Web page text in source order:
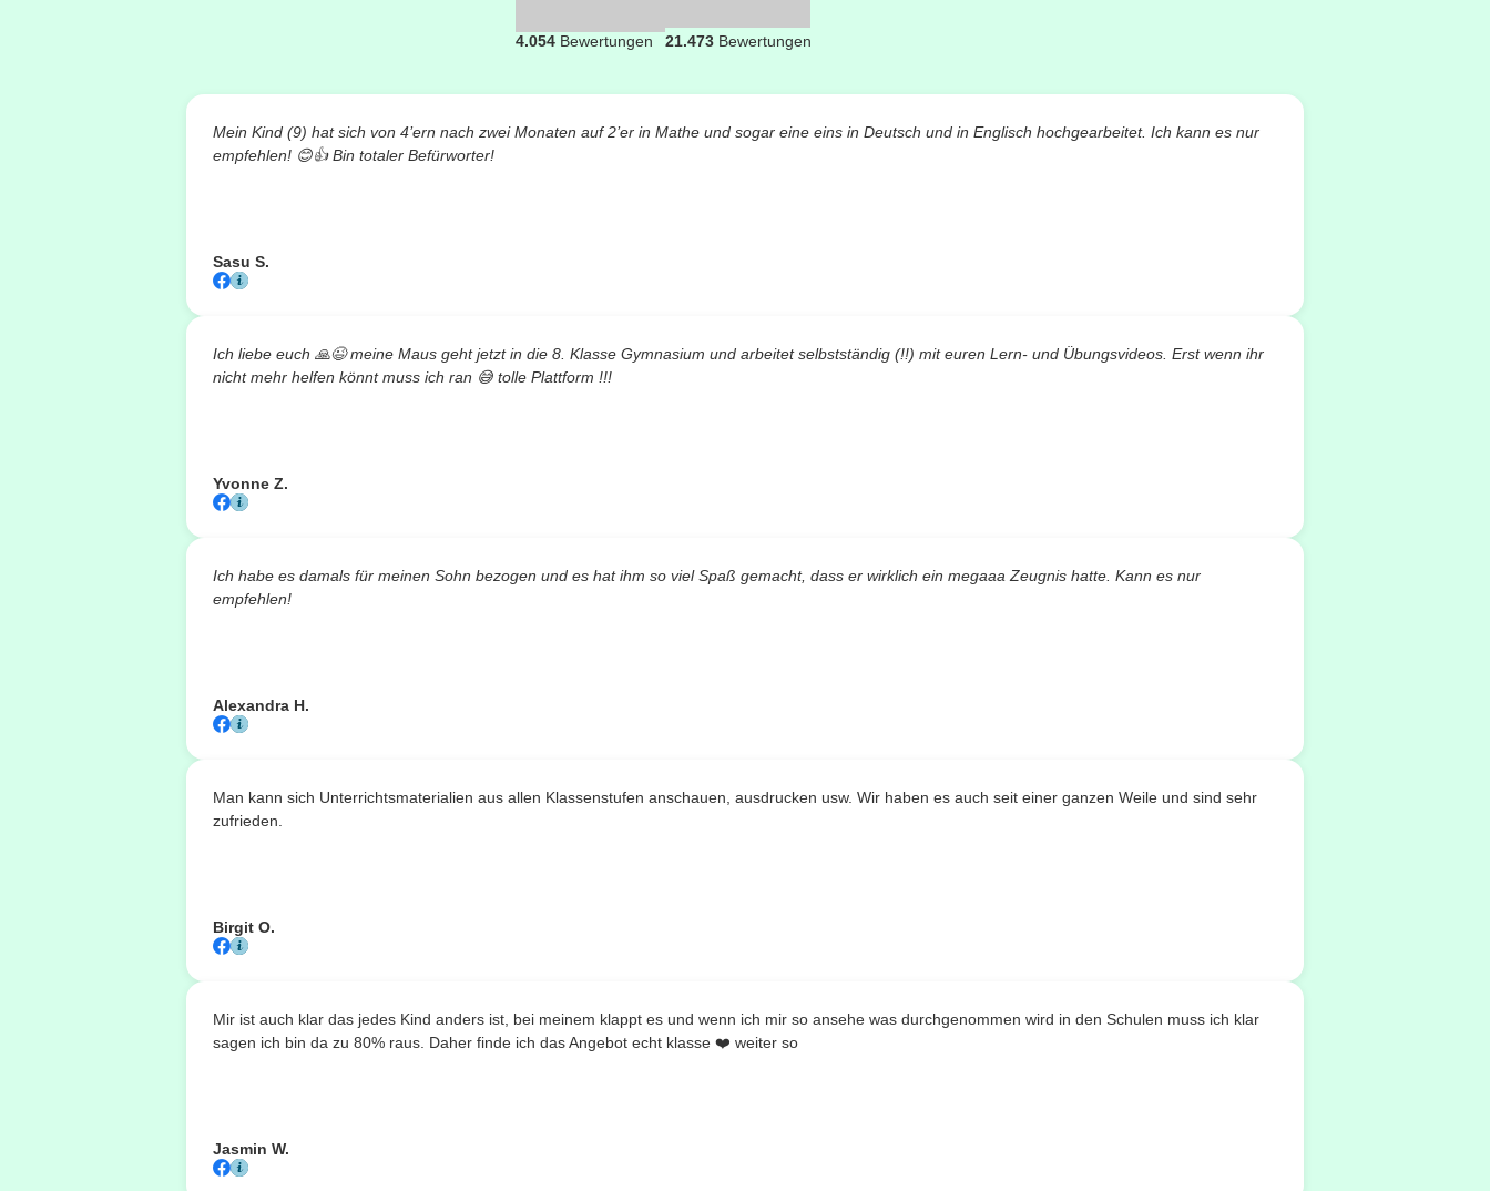
4.054Bewertungen 21.473Bewertungen
Mein Kind (9) hat sich von 4’ern nach zwei Monaten auf 2’er in Mathe und sogar eine eins in Deutsch und in Englisch hochgearbeitet. Ich kann es nur
empfehlen! 😊👍Bin totaler Befürworter!
Sasu S.
Ich liebe euch 🙏😉meine Maus geht jetzt in die 8. Klasse Gymnasium und arbeitet selbstständig (!!) mit euren Lern- und Übungsvideos. Erst wenn ihr
nicht mehr helfen könnt muss ich ran 😅 tolle Plattform !!!
Yvonne Z.
Ich habe es damals für meinen Sohn bezogen und es hat ihm so viel Spaß gemacht, dass er wirklich ein megaaa Zeugnis hatte. Kann es nur
empfehlen!
Alexandra H.
Man kann sich Unterrichtsmaterialien aus allen Klassenstufen anschauen, ausdrucken usw. Wir haben es auch seit einer ganzen Weile und sind sehr
zufrieden.
Birgit O.
Mir ist auch klar das jedes Kind anders ist, bei meinem klappt es und wenn ich mir so ansehe was durchgenommen wird in den Schulen muss ich klar
sagen ich bin da zu 80% raus. Daher finde ich das Angebot echt klasse ❤️ weiter so
Jasmin W.